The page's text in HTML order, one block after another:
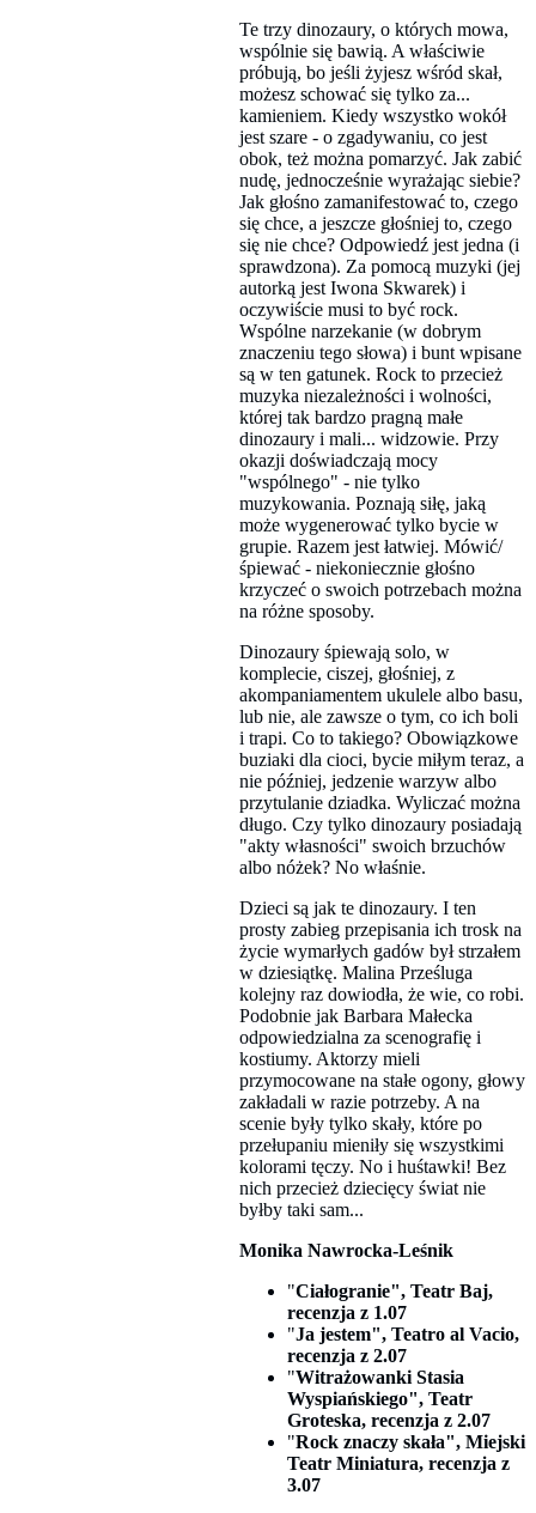
Te trzy dinozaury, o których mowa,
wspólnie się bawią. A właściwie
próbują, bo jeśli żyjesz wśród skał,
możesz schować się tylko za...
kamieniem. Kiedy wszystko wokół
jest szare - o zgadywaniu, co jest
obok, też można pomarzyć. Jak zabić
nudę, jednocześnie wyrażając siebie?
Jak głośno zamanifestować to, czego
się chce, a jeszcze głośniej to, czego
się nie chce? Odpowiedź jest jedna (i
sprawdzona). Za pomocą muzyki (jej
autorką jest Iwona Skwarek) i
oczywiście musi to być rock.
Wspólne narzekanie (w dobrym
znaczeniu tego słowa) i bunt wpisane
są w ten gatunek. Rock to przecież
muzyka niezależności i wolności,
której tak bardzo pragną małe
dinozaury i mali... widzowie. Przy
okazji doświadczają mocy
"wspólnego" - nie tylko
muzykowania. Poznają siłę, jaką
może wygenerować tylko bycie w
grupie. Razem jest łatwiej. Mówić/
śpiewać - niekoniecznie głośno
krzyczeć o swoich potrzebach można
na różne sposoby.
Dinozaury śpiewają solo, w
komplecie, ciszej, głośniej, z
akompaniamentem ukulele albo basu,
lub nie, ale zawsze o tym, co ich boli
i trapi. Co to takiego? Obowiązkowe
buziaki dla cioci, bycie miłym teraz, a
nie później, jedzenie warzyw albo
przytulanie dziadka. Wyliczać można
długo. Czy tylko dinozaury posiadają
"akty własności" swoich brzuchów
albo nóżek? No właśnie.
Dzieci są jak te dinozaury. I ten
prosty zabieg przepisania ich trosk na
życie wymarłych gadów był strzałem
w dziesiątkę. Malina Prześluga
kolejny raz dowiodła, że wie, co robi.
Podobnie jak Barbara Małecka
odpowiedzialna za scenografię i
kostiumy. Aktorzy mieli
przymocowane na stałe ogony, głowy
zakładali w razie potrzeby. A na
scenie były tylko skały, które po
przełupaniu mieniły się wszystkimi
kolorami tęczy. No i huśtawki! Bez
nich przecież dziecięcy świat nie
byłby taki sam...
Monika Nawrocka-Leśnik
"Ciałogranie", Teatr Baj,
recenzja z 1.07
"Ja jestem", Teatro al Vacio,
recenzja z 2.07
"Witrażowanki Stasia
Wyspiańskiego", Teatr
Groteska, recenzja z 2.07
"Rock znaczy skała", Miejski
Teatr Miniatura, recenzja z
3.07